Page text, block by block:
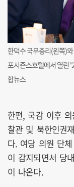
한덕수 국무총리(왼쪽)
포시즌스호텔에서 열린
합뉴스
한편, 국감 이후
찰관 및 북한인권
다. 여당 의원 단
이 감지되면서 당
이 나온다.